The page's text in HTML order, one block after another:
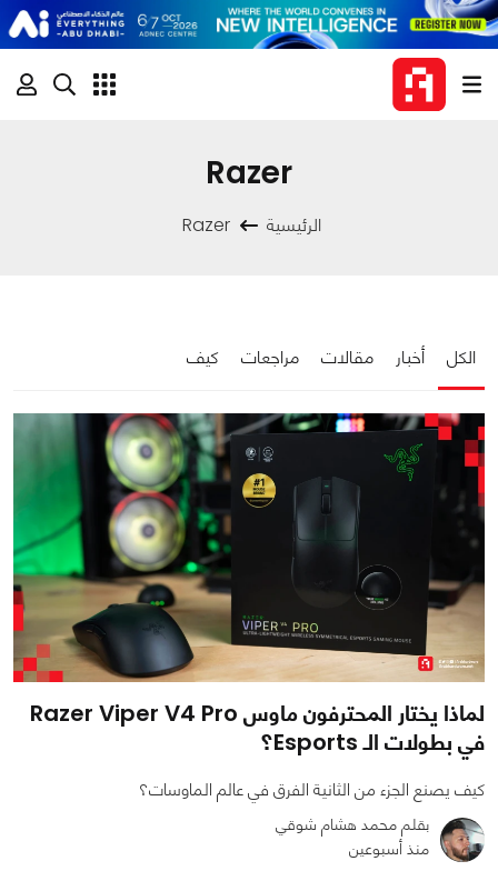
Razer
الرئيسية Razer
الكل أخبار مقالات مراجعات كيف
لماذا يختار المحترفون ماوس Razer Viper V4 Pro
في بطولات الـ Esports؟
كيف يصنع الجزء من الثانية الفرق في عالم الماوسات؟
بقلم محمد هشام شوقي
منذ أسبوعين